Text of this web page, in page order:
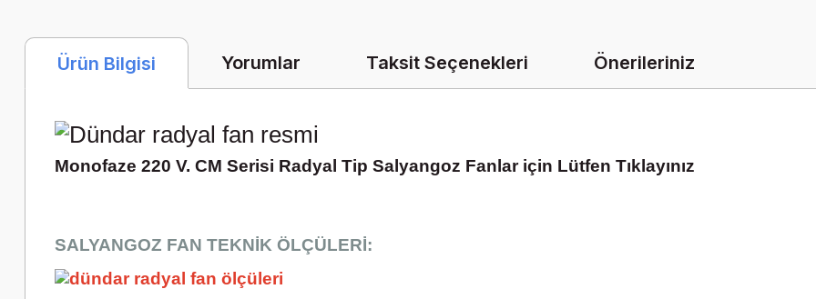
Ürün Bilgisi Yorumlar Taksit Seçenekleri Önerileriniz
Monofaze 220 V. CM Serisi Radyal Tip Salyangoz Fanlar için Lütfen Tıklayınız
SALYANGOZ FAN TEKNİK ÖLÇÜLERİ: